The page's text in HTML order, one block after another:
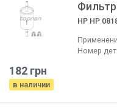
HP HP
Номер
182 грн
в наличии